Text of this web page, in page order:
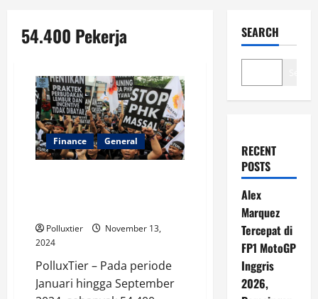
54.400 Pekerja
Finance General
Polluxtier
November 13,
2024
PolluxTier – Pada periode
Januari hingga September
SEARCH
RECENT
POSTS
Alex
Marquez
Tercepat di
FP1 MotoGP
Inggris
2026,